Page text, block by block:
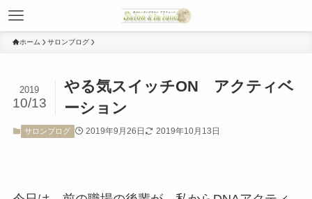
ホーム サロンブログ
やる気スイッチON アクティベ
ーション
2019
10/13
サロンブログ 2019年9月26日 2019年10月13日